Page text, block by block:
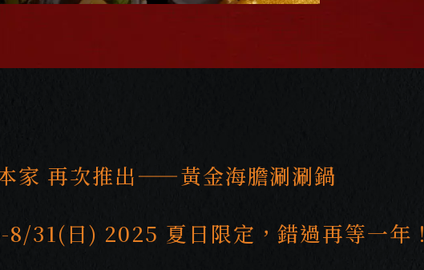
家 再次推出——黃金海膽涮涮鍋
31(日) 2025 夏日限定，錯過再等一年！